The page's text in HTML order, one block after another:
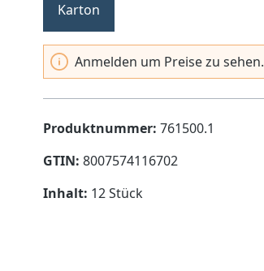
Karton
Anmelden um Preise zu sehen.
Produktnummer: 761500.1
GTIN: 8007574116702
Inhalt: 12 Stück